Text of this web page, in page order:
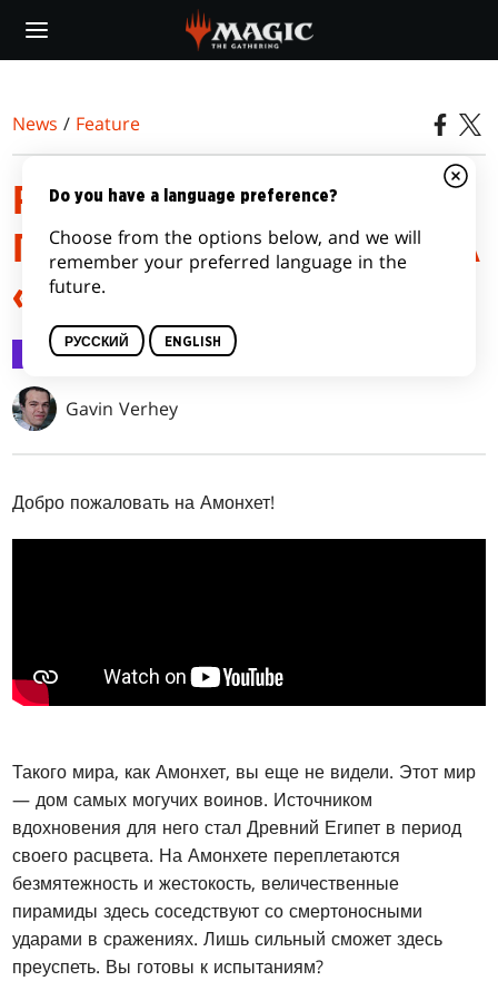
main
News / Feature
РУКОВОДСТВО ПО
ПРЕРЕЛИЗУ ВЫПУСКА
«АМОНХЕТ»
Feature 17 апр. 2017 г.
Gavin Verhey
Добро пожаловать на Амонхет!
Такого мира, как Амонхет, вы еще не видели. Этот мир
— дом самых могучих воинов. Источником
вдохновения для него стал Древний Египет в период
своего расцвета. На Амонхете переплетаются
безмятежность и жестокость, величественные
пирамиды здесь соседствуют со смертоносными
ударами в сражениях. Лишь сильный сможет здесь
преуспеть. Вы готовы к испытаниям?
Do you have a language preference?
Choose from the options below, and we will
remember your preferred language in the
future.
РУССКИЙ ENGLISH